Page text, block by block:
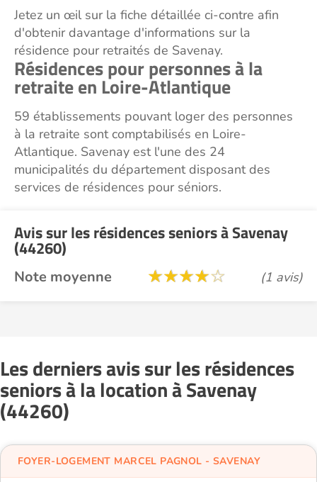
Jetez un œil sur la fiche détaillée ci-contre afin
d'obtenir davantage d'informations sur la
résidence pour retraités de Savenay.
Résidences pour personnes à la
retraite en Loire-Atlantique
59 établissements pouvant loger des personnes
à la retraite sont comptabilisés en Loire-
Atlantique. Savenay est l'une des 24
municipalités du département disposant des
services de résidences pour séniors.
Avis sur les résidences seniors à Savenay
(44260)
Note moyenne (1 avis)
Les derniers avis sur les résidences
seniors à la location à Savenay
(44260)
FOYER-LOGEMENT MARCEL PAGNOL - SAVENAY